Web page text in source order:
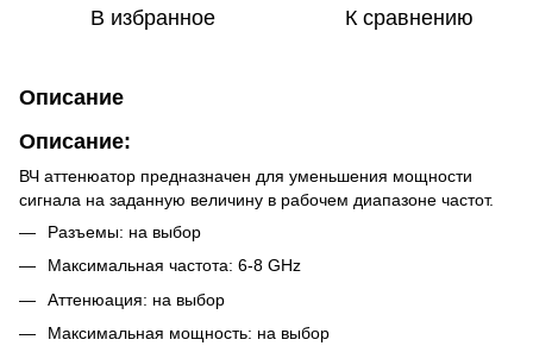
В избранное К сравнению
Описание
Описание:
ВЧ аттенюатор предназначен для уменьшения мощности
сигнала на заданную величину в рабочем диапазоне частот.
Разъемы: на выбор
Максимальная частота: 6-8 GHz
Аттенюация: на выбор
Максимальная мощность: на выбор